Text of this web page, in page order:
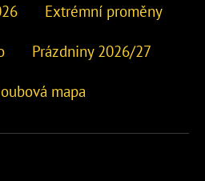
Extrémní proměny
Prázdniny 2026/27
mapa